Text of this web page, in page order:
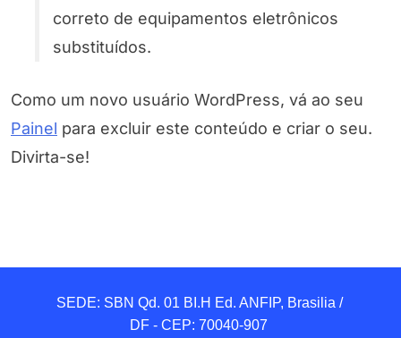
correto de equipamentos eletrônicos
substituídos.
Como um novo usuário WordPress, vá ao seu
Painel para excluir este conteúdo e criar o seu.
Divirta-se!
SEDE: SBN Qd. 01 BI.H Ed. ANFIP, Brasilia /
DF - CEP: 70040-907